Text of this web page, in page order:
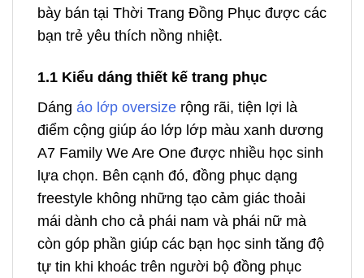
bày bán tại Thời Trang Đồng Phục được các
bạn trẻ yêu thích nồng nhiệt.
1.1 Kiểu dáng thiết kế trang phục
Dáng áo lớp oversize rộng rãi, tiện lợi là
điểm cộng giúp áo lớp lớp màu xanh dương
A7 Family We Are One được nhiều học sinh
lựa chọn. Bên cạnh đó, đồng phục dạng
freestyle không những tạo cảm giác thoải
mái dành cho cả phái nam và phái nữ mà
còn góp phần giúp các bạn học sinh tăng độ
tự tin khi khoác trên người bộ đồng phục